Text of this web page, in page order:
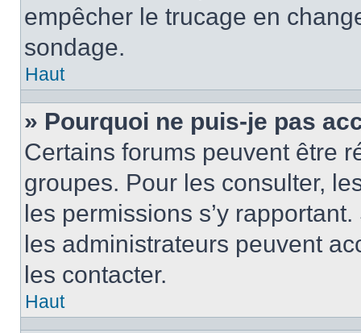
empêcher le trucage en
sondage.
Haut
» Pourquoi ne puis-je pas
Certains forums peuvent être
groupes. Pour les consulter,
les permissions s’y
les administrateurs peuvent
les contacter.
Haut